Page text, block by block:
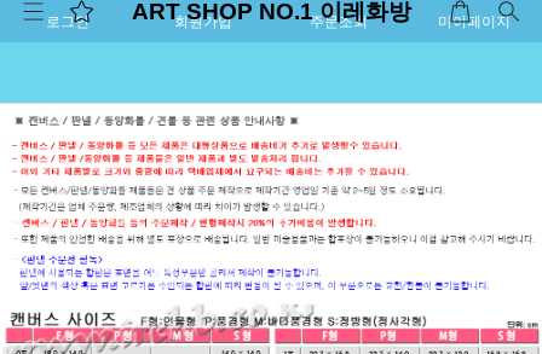
로그인 회원가입 주문조회 마이페이지
ART SHOP NO.1 이레화방